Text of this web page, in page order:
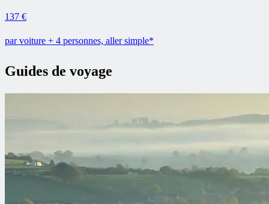
137 €
par voiture + 4 personnes, aller simple*
Guides de voyage